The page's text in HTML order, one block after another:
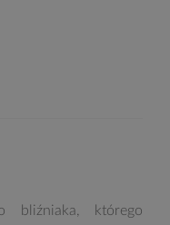
bliźniaka, którego